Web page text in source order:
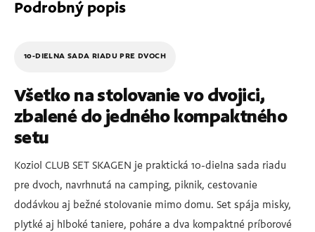
Podrobný popis
10-DIELNA SADA RIADU PRE DVOCH
Všetko na stolovanie vo dvojici,
zbalené do jedného kompaktného
setu
Koziol CLUB SET SKAGEN je praktická 10-dielna sada riadu
pre dvoch, navrhnutá na camping, piknik, cestovanie
dodávkou aj bežné stolovanie mimo domu. Set spája misky,
plytké aj hlboké taniere, poháre a dva kompaktné príborové